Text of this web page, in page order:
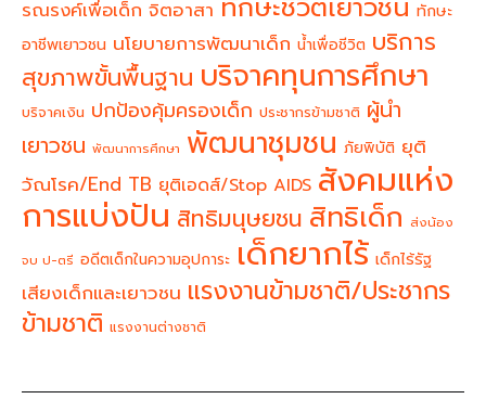
รณรงค์เพื่อเด็ก จิตอาสา ทักษะชีวิตเยาวชน ทักษะ
อาชีพเยาวชน นโยบายการพัฒนาเด็ก น้ำเพื่อชีวิต บริการ
สุขภาพขั้นพื้นฐาน บริจาคทุนการศึกษา
บริจาคเงิน ปกป้องคุ้มครองเด็ก ประชากรข้ามชาติ ผู้นำ
เยาวชน พัฒนาการศึกษา พัฒนาชุมชน ภัยพิบัติ ยุติ
วัณโรค/End TB ยุติเอดส์/Stop AIDS สังคมแห่ง
การแบ่งปัน สิทธิมนุษยชน สิทธิเด็ก ส่งน้อง
จบ ป-ตรี อดีตเด็กในความอุปการะ เด็กยากไร้ เด็กไร้รัฐ
เสียงเด็กและเยาวชน แรงงานข้ามชาติ/ประชากร
ข้ามชาติ แรงงานต่างชาติ